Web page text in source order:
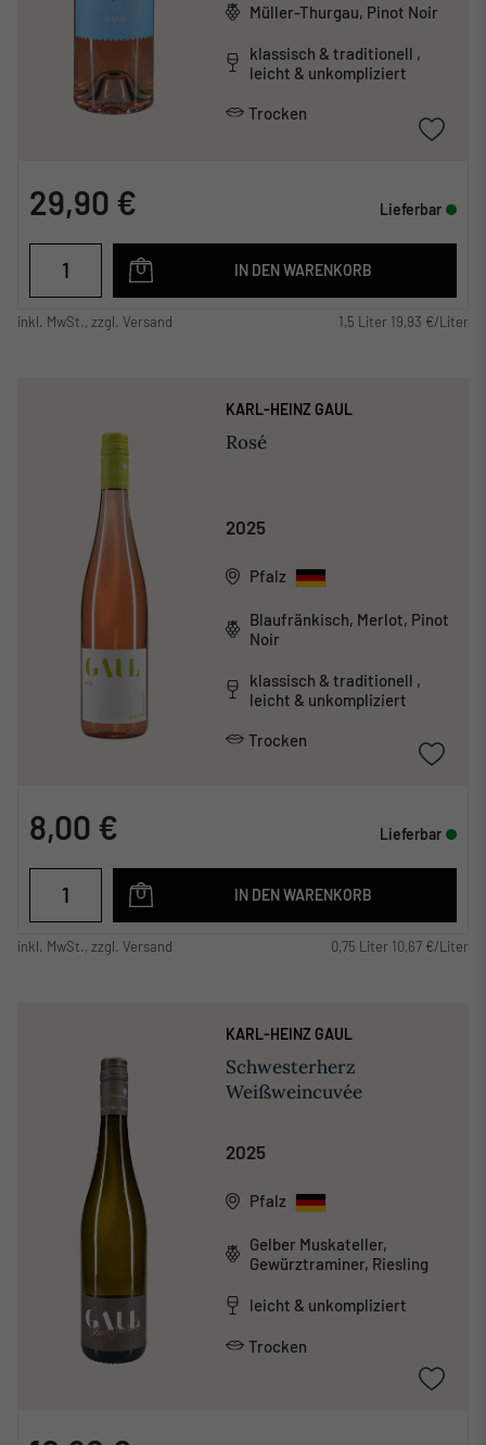
Müller-Thurgau, Pinot Noir
klassisch & traditionell ,
leicht & unkompliziert
Trocken
29,90 € Lieferbar
IN DEN WARENKORB
inkl. MwSt., zzgl. Versand 1,5 Liter 19,93 €/Liter
KARL-HEINZ GAUL
Rosé
2025
Pfalz
Blaufränkisch, Merlot, Pinot
Noir
klassisch & traditionell ,
leicht & unkompliziert
Trocken
8,00 € Lieferbar
IN DEN WARENKORB
inkl. MwSt., zzgl. Versand 0,75 Liter 10,67 €/Liter
KARL-HEINZ GAUL
Schwesterherz
Weißweincuvée
2025
Pfalz
Gelber Muskateller,
Gewürztraminer, Riesling
leicht & unkompliziert
Trocken